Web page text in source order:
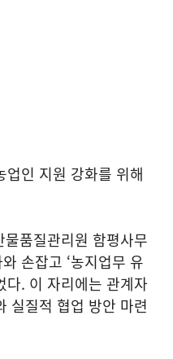
인 지원 강화를 위해
품질관리원 함평사무
손잡고 ‘농지업무 유
다. 이 자리에는 관계자
실질적 협업 방안 마련